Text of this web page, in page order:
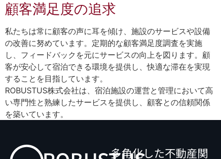
顧客満足度の追求
私たちは常に顧客の声に耳を傾け、施設のサービスや設備
の改善に努めています。定期的な顧客満足度調査を実施
し、フィードバックを元にサービスの向上を図ります。顧
客が安心して宿泊できる環境を提供し、快適な滞在を実現
することを目指しています。
ROBUSTUS株式会社は、宿泊施設の運営と管理において高
い専門性と熟練したサービスを提供し、顧客との信頼関係
を築いています。
多角化した不動産関